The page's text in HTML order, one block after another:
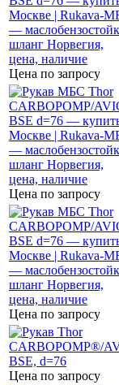
Цена по запросу
Цена по запросу
Цена по запросу
Цена по запросу